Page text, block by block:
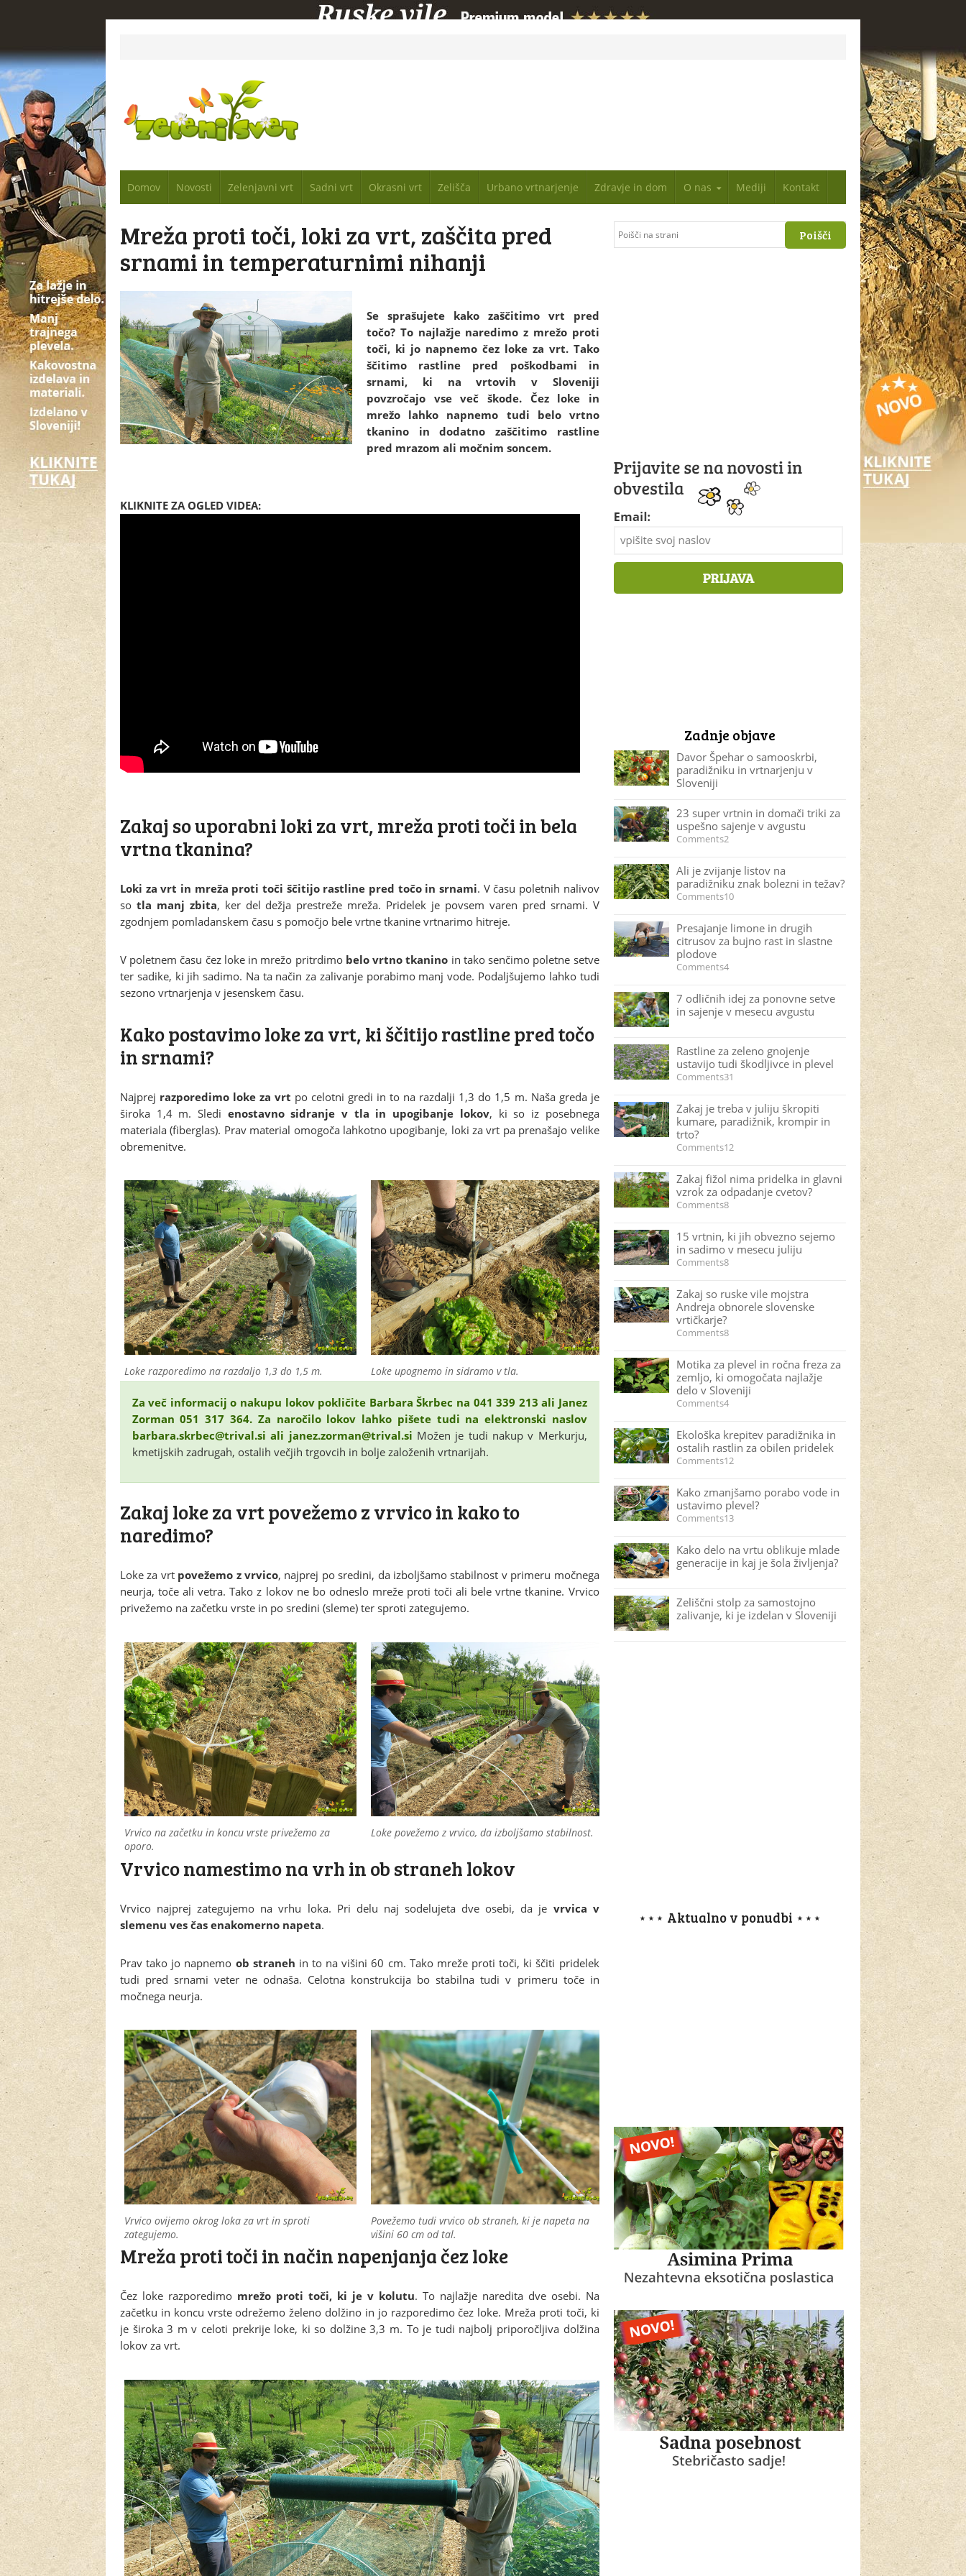
Domov Novosti Zelenjavni vrt Sadni vrt Okrasni vrt Zelišča Urbano vrtnarjenje Zdravje in dom O nas Mediji Kontakt
Mreža proti toči, loki za vrt, zaščita pred
srnami in temperaturnimi nihanji
Se sprašujete kako zaščitimo vrt pred
točo? To najlažje naredimo z mrežo proti
toči, ki jo napnemo čez loke za vrt. Tako
ščitimo rastline pred poškodbami in
srnami, ki na vrtovih v Sloveniji
povzročajo vse več škode. Čez loke in
mrežo lahko napnemo tudi belo vrtno
tkanino in dodatno zaščitimo rastline
pred mrazom ali močnim soncem.
KLIKNITE ZA OGLED VIDEA:
Zakaj so uporabni loki za vrt, mreža proti toči in bela
vrtna tkanina?
Loki za vrt in mreža proti toči ščitijo rastline pred točo in srnami. V času poletnih nalivov
so tla manj zbita, ker del dežja prestreže mreža. Pridelek je povsem varen pred srnami. V
zgodnjem pomladanskem času s pomočjo bele vrtne tkanine vrtnarimo hitreje.
V poletnem času čez loke in mrežo pritrdimo belo vrtno tkanino in tako senčimo poletne setve
ter sadike, ki jih sadimo. Na ta način za zalivanje porabimo manj vode. Podaljšujemo lahko tudi
sezono vrtnarjenja v jesenskem času.
Kako postavimo loke za vrt, ki ščitijo rastline pred točo
in srnami?
Najprej razporedimo loke za vrt po celotni gredi in to na razdalji 1,3 do 1,5 m. Naša greda je
široka 1,4 m. Sledi enostavno sidranje v tla in upogibanje lokov, ki so iz posebnega
materiala (fiberglas). Prav material omogoča lahkotno upogibanje, loki za vrt pa prenašajo velike
obremenitve.
Loke razporedimo na razdaljo 1,3 do 1,5 m. Loke upognemo in sidramo v tla.
Za več informacij o nakupu lokov pokličite Barbara Škrbec na 041 339 213 ali Janez
Zorman 051 317 364. Za naročilo lokov lahko pišete tudi na elektronski naslov
barbara.skrbec@trival.si ali janez.zorman@trival.si Možen je tudi nakup v Merkurju,
kmetijskih zadrugah, ostalih večjih trgovcih in bolje založenih vrtnarijah.
Zakaj loke za vrt povežemo z vrvico in kako to
naredimo?
Loke za vrt povežemo z vrvico, najprej po sredini, da izboljšamo stabilnost v primeru močnega
neurja, toče ali vetra. Tako z lokov ne bo odneslo mreže proti toči ali bele vrtne tkanine. Vrvico
privežemo na začetku vrste in po sredini (sleme) ter sproti zategujemo.
Vrvico na začetku in koncu vrste privežemo za
oporo.
Loke povežemo z vrvico, da izboljšamo stabilnost.
Vrvico namestimo na vrh in ob straneh lokov
Vrvico najprej zategujemo na vrhu loka. Pri delu naj sodelujeta dve osebi, da je vrvica v
slemenu ves čas enakomerno napeta.
Prav tako jo napnemo ob straneh in to na višini 60 cm. Tako mreže proti toči, ki ščiti pridelek
tudi pred srnami veter ne odnaša. Celotna konstrukcija bo stabilna tudi v primeru toče in
močnega neurja.
Vrvico ovijemo okrog loka za vrt in sproti
zategujemo.
Povežemo tudi vrvico ob straneh, ki je napeta na
višini 60 cm od tal.
Mreža proti toči in način napenjanja čez loke
Čez loke razporedimo mrežo proti toči, ki je v kolutu. To najlažje naredita dve osebi. Na
začetku in koncu vrste odrežemo želeno dolžino in jo razporedimo čez loke. Mreža proti toči, ki
je široka 3 m v celoti prekrije loke, ki so dolžine 3,3 m. To je tudi najbolj priporočljiva dolžina
lokov za vrt.
Zadnje objave
Davor Špehar o samooskrbi,
paradižniku in vrtnarjenju v
Sloveniji
23 super vrtnin in domači triki za
uspešno sajenje v avgustu
Comments2
Ali je zvijanje listov na
paradižniku znak bolezni in težav?
Comments10
Presajanje limone in drugih
citrusov za bujno rast in slastne
plodove
Comments4
7 odličnih idej za ponovne setve
in sajenje v mesecu avgustu
Rastline za zeleno gnojenje
ustavijo tudi škodljivce in plevel
Comments31
Zakaj je treba v juliju škropiti
kumare, paradižnik, krompir in
trto?
Comments12
Zakaj fižol nima pridelka in glavni
vzrok za odpadanje cvetov?
Comments8
15 vrtnin, ki jih obvezno sejemo
in sadimo v mesecu juliju
Comments8
Zakaj so ruske vile mojstra
Andreja obnorele slovenske
vrtičkarje?
Comments8
Motika za plevel in ročna freza za
zemljo, ki omogočata najlažje
delo v Sloveniji
Comments4
Ekološka krepitev paradižnika in
ostalih rastlin za obilen pridelek
Comments12
Kako zmanjšamo porabo vode in
ustavimo plevel?
Comments13
Kako delo na vrtu oblikuje mlade
generacije in kaj je šola življenja?
Zeliščni stolp za samostojno
zalivanje, ki je izdelan v Sloveniji
⋆⋆⋆ Aktualno v ponudbi ⋆⋆⋆